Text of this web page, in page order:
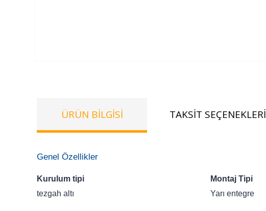
ÜRÜN BILGISI TAKSIT SEÇENEKLERI
Genel Özellikler
Kurulum tipi
tezgah altı
Montaj Tipi
Yarı entegre